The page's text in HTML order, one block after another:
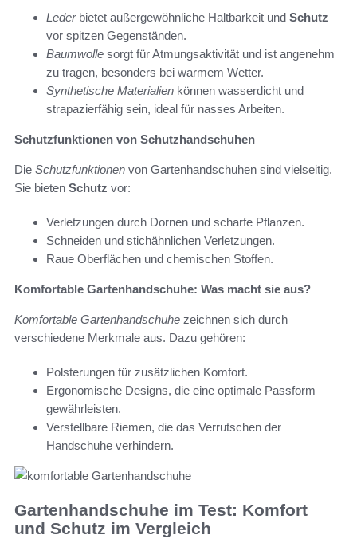
Lederbietet außergewöhnliche Haltbarkeit und Schutz
vor spitzen Gegenständen.
Baumwolle sorgt für Atmungsaktivität und ist angenehm
zu tragen, besonders bei warmem Wetter.
Synthetische Materialien können wasserdicht und
strapazierfähig sein, ideal für nasses Arbeiten.
Schutzfunktionen von Schutzhandschuhen
Die Schutzfunktionen von Gartenhandschuhen sind vielseitig.
Sie bieten Schutz vor:
Verletzungen durch Dornen und scharfe Pflanzen.
Schneiden und stichähnlichen Verletzungen.
Raue Oberflächen und chemischen Stoffen.
Komfortable Gartenhandschuhe: Was macht sie aus?
Komfortable Gartenhandschuhe zeichnen sich durch
verschiedene Merkmale aus. Dazu gehören:
Polsterungen für zusätzlichen Komfort.
Ergonomische Designs, die eine optimale Passform
gewährleisten.
Verstellbare Riemen, die das Verrutschen der
Handschuhe verhindern.
Gartenhandschuhe im Test: Komfort
und Schutz im Vergleich